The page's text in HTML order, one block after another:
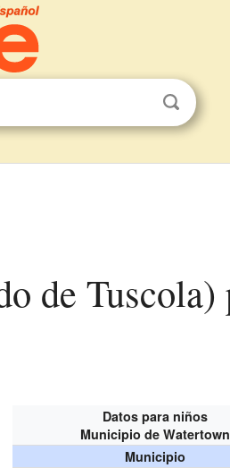
Datos para niños
Municipio de Watertown
Municipio